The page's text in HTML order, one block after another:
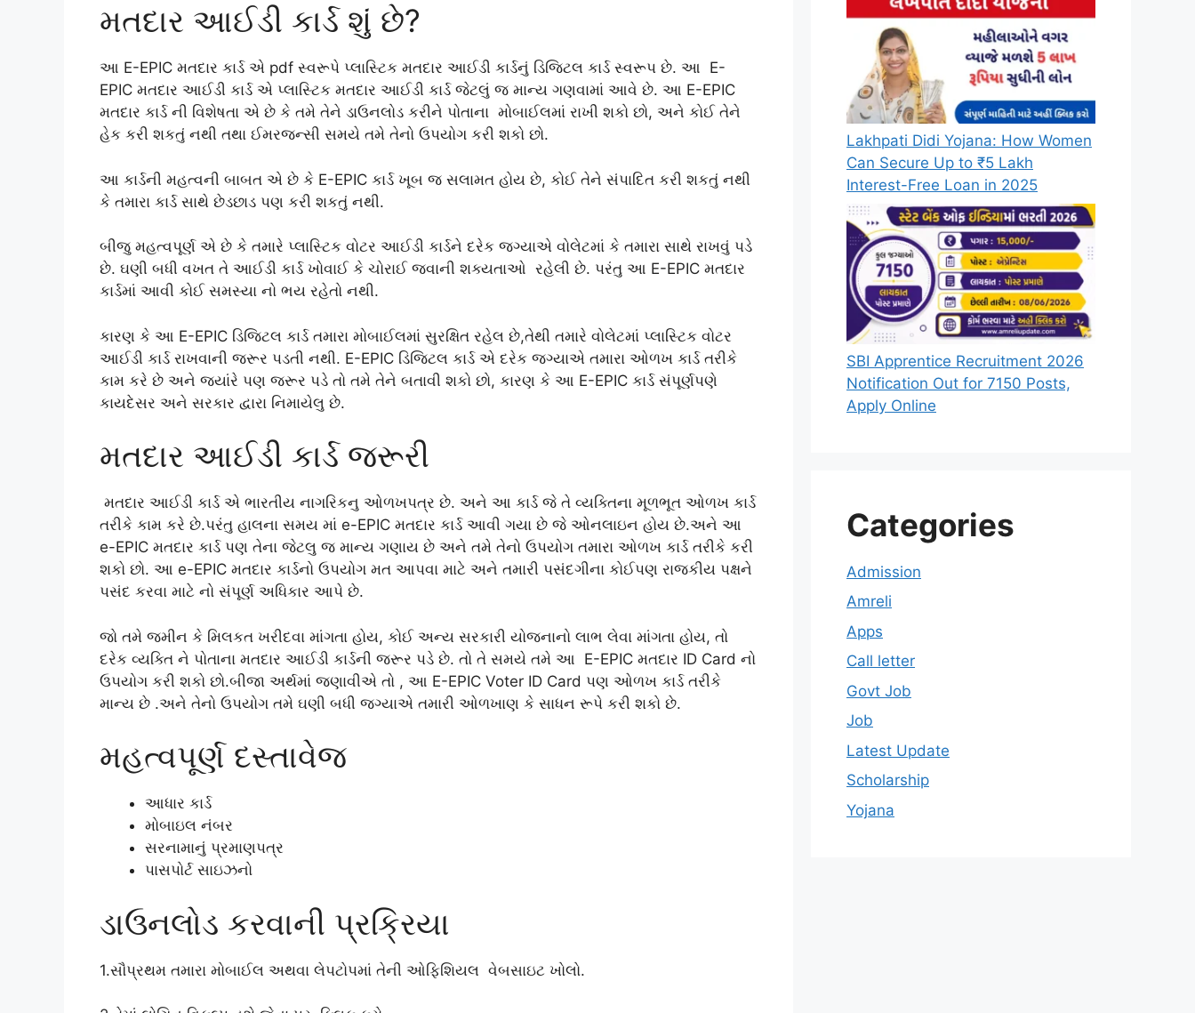
મતદાર આઈડી કાર્ડ શું છે?
આ E-EPIC મતદાર કાર્ડ એ pdf સ્વરૂપે પ્લાસ્ટિક મતદાર આઈડી કાર્ડનું ડિજિટલ કાર્ડ સ્વરૂપ છે. આ E-
EPIC મતદાર આઈડી કાર્ડ એ પ્લાસ્ટિક મતદાર આઈડી કાર્ડ જેટલું જ માન્ય ગણવામાં આવે છે. આ E-EPIC
મતદાર કાર્ડ ની વિશેષતા એ છે કે તમે તેને ડાઉનલોડ કરીને પોતાના મોબાઈલમાં રાખી શકો છો, અને કોઈ તેને
હેક કરી શકતું નથી તથા ઈમરજન્સી સમયે તમે તેનો ઉપયોગ કરી શકો છો.
આ કાર્ડની મહત્વની બાબત એ છે કે E-EPIC કાર્ડ ખૂબ જ સલામત હોય છે, કોઈ તેને સંપાદિત કરી શકતું નથી
કે તમારા કાર્ડ સાથે છેડછાડ પણ કરી શકતું નથી.
બીજુ મહત્વપૂર્ણ એ છે કે તમારે પ્લાસ્ટિક વોટર આઈડી કાર્ડને દરેક જગ્યાએ વોલેટમાં કે તમારા સાથે રાખવું પડે
છે. ઘણી બધી વખત તે આઈડી કાર્ડ ખોવાઈ કે ચોરાઈ જવાની શક્યતાઓ રહેલી છે. પરંતુ આ E-EPIC મતદાર
કાર્ડમાં આવી કોઈ સમસ્યા નો ભય રહેતો નથી.
કારણ કે આ E-EPIC ડિજિટલ કાર્ડ તમારા મોબાઈલમાં સુરક્ષિત રહેલ છે,તેથી તમારે વોલેટમાં પ્લાસ્ટિક વોટર
આઈડી કાર્ડ રાખવાની જરૂર પડતી નથી. E-EPIC ડિજિટલ કાર્ડ એ દરેક જગ્યાએ તમારા ઓળખ કાર્ડ તરીકે
કામ કરે છે અને જ્યાંરે પણ જરૂર પડે તો તમે તેને બતાવી શકો છો, કારણ કે આ E-EPIC કાર્ડ સંપૂર્ણપણે
કાયદેસર અને સરકાર દ્વારા નિમાયેલુ છે.
મતદાર આઈડી કાર્ડ જરૂરી
મતદાર આઈડી કાર્ડ એ ભારતીય નાગરિકનુ ઓળખપત્ર છે. અને આ કાર્ડ જે તે વ્યક્તિના મૂળભૂત ઓળખ કાર્ડ
તરીકે કામ કરે છે.પરંતુ હાલના સમય માં e-EPIC મતદાર કાર્ડ આવી ગયા છે જે ઓનલાઇન હોય છે.અને આ
e-EPIC મતદાર કાર્ડ પણ તેના જેટલુ જ માન્ય ગણાય છે અને તમે તેનો ઉપયોગ તમારા ઓળખ કાર્ડ તરીકે કરી
શકો છો. આ e-EPIC મતદાર કાર્ડનો ઉપયોગ મત આપવા માટે અને તમારી પસંદગીના કોઈપણ રાજકીય પક્ષને
પસંદ કરવા માટે નો સંપૂર્ણ અધિકાર આપે છે.
જો તમે જમીન કે મિલકત ખરીદવા માંગતા હોય, કોઈ અન્ય સરકારી યોજનાનો લાભ લેવા માંગતા હોય, તો
દરેક વ્યક્તિ ને પોતાના મતદાર આઈડી કાર્ડની જરૂર પડે છે. તો તે સમયે તમે આ E-EPIC મતદાર ID Card નો
ઉપયોગ કરી શકો છો.બીજા અર્થમાં જણાવીએ તો , આ E-EPIC Voter ID Card પણ ઓળખ કાર્ડ તરીકે
માન્ય છે .અને તેનો ઉપયોગ તમે ઘણી બધી જગ્યાએ તમારી ઓળખાણ કે સાધન રૂપે કરી શકો છે.
મહત્વપૂર્ણ દસ્તાવેજ
આધાર કાર્ડ
મોબાઇલ નંબર
સરનામાનું પ્રમાણપત્ર
પાસપોર્ટ સાઇઝનો
ડાઉનલોડ કરવાની પ્રક્રિયા
1.સૌપ્રથમ તમારા મોબાઈલ અથવા લેપટોપમાં તેની ઓફિશિયલ વેબસાઇટ ખોલો.
Lakhpati Didi Yojana: How Women
Can Secure Up to ₹5 Lakh
Interest-Free Loan in 2025
SBI Apprentice Recruitment 2026
Notification Out for 7150 Posts,
Apply Online
Categories
Admission
Amreli
Apps
Call letter
Govt Job
Job
Latest Update
Scholarship
Yojana